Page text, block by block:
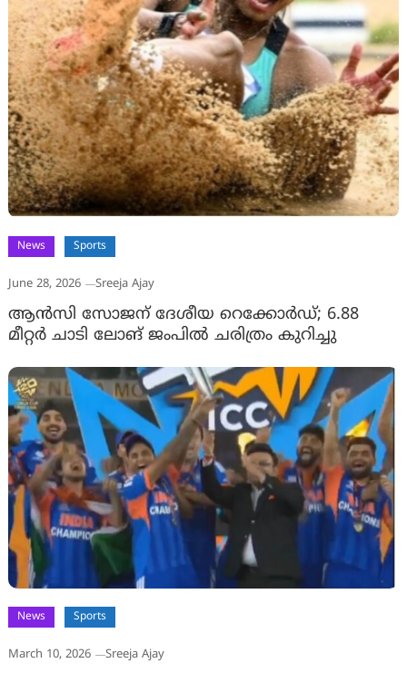
News Sports
June 28, 2026 Sreeja Ajay
ആന്‍സി സോജന് ദേശീയ റെക്കോര്‍ഡ്; 6.88
മീറ്റര്‍ ചാടി ലോങ് ജംപിൽ ചരിത്രം കുറിച്ചു
News Sports
March 10, 2026 Sreeja Ajay